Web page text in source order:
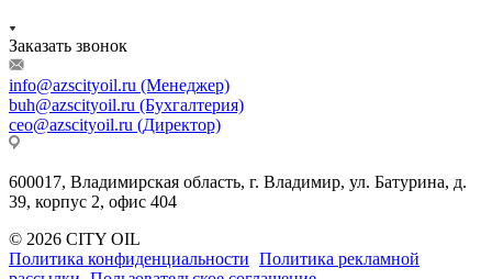
Заказать звонок
info@azscityoil.ru (Менеджер)
buh@azscityoil.ru (Бухгалтерия)
ceo@azscityoil.ru (Директор)
600017, Владимирская область, г. Владимир, ул. Батурина, д.
39, корпус 2, офис 404
© 2026 CITY OIL
Политика конфиденциальности Политика рекламной